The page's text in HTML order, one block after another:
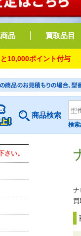
品 買取品目
イント付与
商品検索
検索
ナ
買
さい。